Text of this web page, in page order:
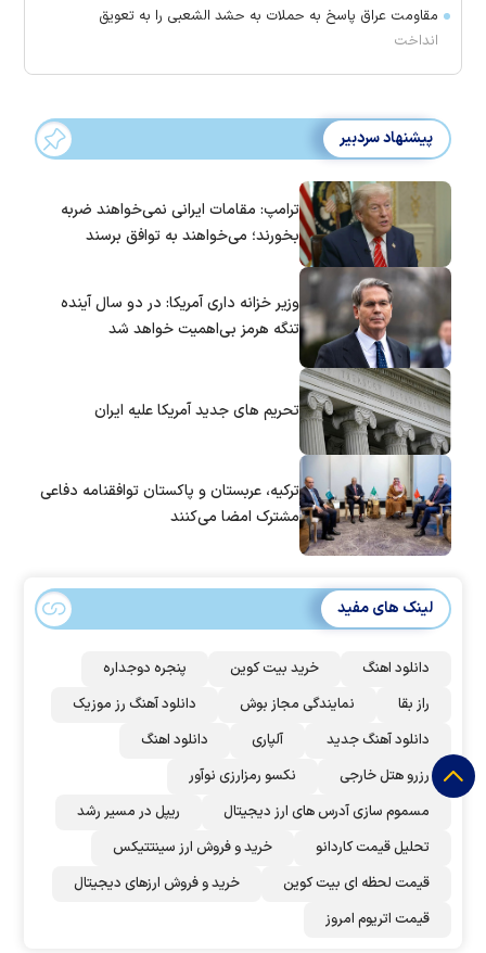
مقاومت عراق پاسخ به حملات به حشد الشعبی را به تعویق
انداخت
پیشنهاد سردبیر
ترامپ: مقامات ایرانی نمی‌خواهند ضربه
بخورند؛ می‌خواهند به توافق برسند
وزیر خزانه داری آمریکا: در دو سال آینده
تنگه هرمز بی‌اهمیت خواهد شد
تحریم های جدید آمریکا علیه ایران
ترکیه، عربستان و پاکستان توافقنامه دفاعی
مشترک امضا می‌کنند
لینک های مفید
دانلود اهنگ خرید بیت کوین
پنجره دوجداره
راز بقا
نمایندگی مجاز بوش
دانلود آهنگ رز‌ موزیک
دانلود آهنگ جدید
آلپاری
دانلود اهنگ
رزرو هتل خارجی
نکسو رمزارزی نوآور
مسموم سازی آدرس های ارز دیجیتال
ریپل در مسیر رشد
تحلیل قیمت کاردانو
خرید و فروش ارز سینتتیکس
قیمت لحظه ای بیت کوین
خرید و فروش ارزهای دیجیتال
قیمت اتریوم امروز